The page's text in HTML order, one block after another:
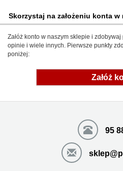
Skorzystaj na założeniu konta
Załóż konto w naszym sklepie i
opinie i wiele innych. Pierwsze punkty
poniżej:
Załóż
95